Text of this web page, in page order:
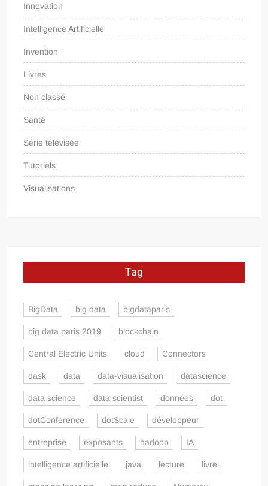
Innovation
Intelligence Artificielle
Invention
Livres
Non classé
Santé
Série télévisée
Tutoriels
Visualisations
Tag
BigData big data bigdataparis
big data paris 2019 blockchain
Central Electric Units cloud Connectors
dask data data-visualisation datascience
data science data scientist données dot
dotConference dotScale développeur
entreprise exposants hadoop IA
intelligence artificielle java lecture livre